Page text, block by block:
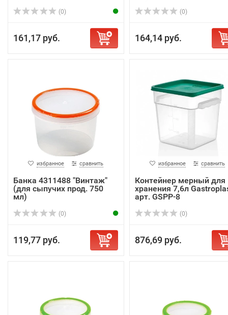
(0)
161,17 руб.
(0)
164,14 руб.
избранное сравнить
Банка 4311488 "Винтаж"
(для сыпучих прод. 750
мл)
(0)
119,77 руб.
избранное сравнить
Контейнер мерный для
хранения 7,6л
арт. GSPP-8
(0)
876,69 руб.